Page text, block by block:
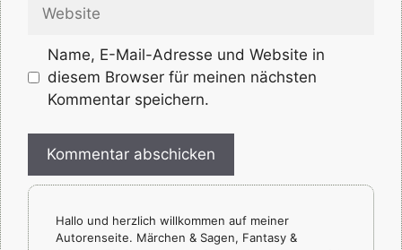
Name, E-Mail-Adresse und Website in
diesem Browser für meinen nächsten
Kommentar speichern.
Hallo und herzlich willkommen auf meiner
Autorenseite. Märchen & Sagen, Fantasy &